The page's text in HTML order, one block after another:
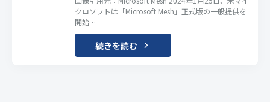
クロソフトは「Microsoft Mesh」正式版の一般提供を
開始…
続きを読む